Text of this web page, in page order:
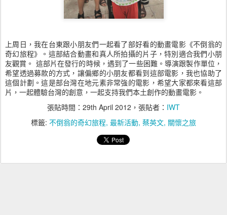
上周日，我在台東跟小朋友們一起看了部好看的動畫電影《不倒翁的
奇幻旅程》。這部結合動畫和真人所拍攝的片子，特別適合我們小朋
友觀賞。 這部片在發行的時候，遇到了一些困難。導演跟製作單位，
希望透過募款的方式，讓偏鄉的小朋友都看到這部電影，我也協助了
這個計劃。這是部台灣在地元素非常強的電影，希望大家都來看這部
片，一起體驗台灣的創意，一起支持我們本土創作的動畫電影。
張貼時間： 29th April 2012 ，張貼者： IWT
標籤: 不倒翁的奇幻旅程 最新活動 蔡英文 關懷之旅